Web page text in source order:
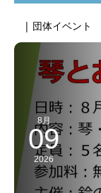
| 団体イベント
8月
09
2026